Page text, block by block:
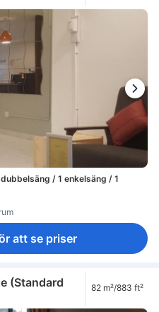
dubbelsäng / 1 enkelsäng / 1
att se priser
(Standard
82 m²/883 ft²